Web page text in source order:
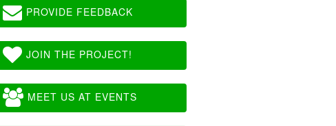
PROVIDE FEEDBACK
JOIN THE PROJECT!
MEET US AT EVENTS